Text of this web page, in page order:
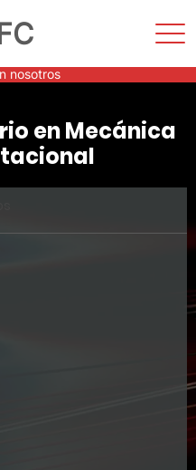
nosotros
en Mecánica